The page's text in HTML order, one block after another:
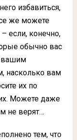
избавиться,
же можете
если, конечно,
обычно вас
вашим
насколько вам
их по
Можете даже
не верят…
тем, что